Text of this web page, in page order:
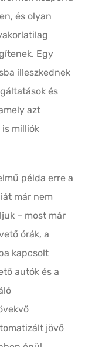
és olyan
Egy
illeszkednek
és
azt
milliók
példa erre a
már nem
– most már
órák, a
kapcsolt
autók és a
jövő